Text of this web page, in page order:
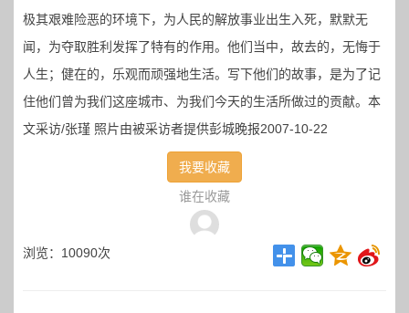
极其艰难险恶的环境下，为人民的解放事业出生入死，默默无
闻，为夺取胜利发挥了特有的作用。他们当中，故去的，无悔于
人生；健在的，乐观而顽强地生活。写下他们的故事，是为了记
住他们曾为我们这座城市、为我们今天的生活所做过的贡献。本
文采访/张瑾 照片由被采访者提供彭城晚报2007-10-22
我要收藏
谁在收藏
浏览：10090次